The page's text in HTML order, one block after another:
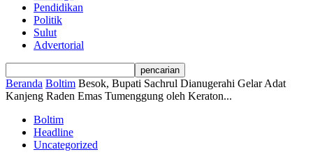
Pendidikan
Politik
Sulut
Advertorial
Beranda Boltim Besok, Bupati Sachrul Dianugerahi Gelar Adat
Kanjeng Raden Emas Tumenggung oleh Keraton...
Boltim
Headline
Uncategorized